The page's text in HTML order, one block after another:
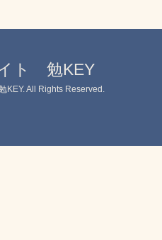
ト 勉KEY
KEY. All Rights Reserved.